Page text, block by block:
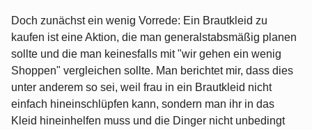
Doch zunächst ein wenig Vorrede: Ein Brautkleid zu
kaufen ist eine Aktion, die man generalstabsmäßig planen
sollte und die man keinesfalls mit "wir gehen ein wenig
Shoppen" vergleichen sollte. Man berichtet mir, dass dies
unter anderem so sei, weil frau in ein Brautkleid nicht
einfach hineinschlüpfen kann, sondern man ihr in das
Kleid hineinhelfen muss und die Dinger nicht unbedingt